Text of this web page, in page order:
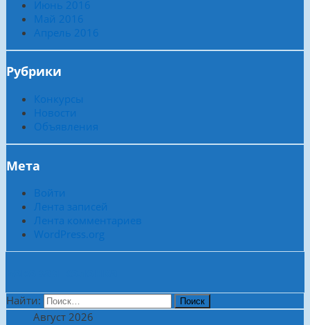
Июнь 2016
Май 2016
Апрель 2016
Рубрики
Конкурсы
Новости
Объявления
Мета
Войти
Лента записей
Лента комментариев
WordPress.org
Найти:
Август 2026